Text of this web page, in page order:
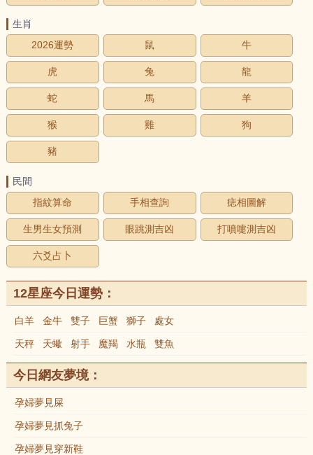
生肖
2026運勢
鼠 牛
虎 兔 龍
蛇 馬 羊
猴 雞 狗
豬
民間
指紋算命
手相查詢 痣相圖解
生男生女預測 眼跳測吉凶 打噴嚏測吉凶
六爻占卜
12星座今日運勢：
白羊 金牛 雙子 巨蟹 獅子 處女
天秤 天蠍 射手 魔羯 水瓶 雙魚
今日網友夢境：
孕婦夢見屎
孕婦夢見抓兔子
孕婦夢見穿新鞋